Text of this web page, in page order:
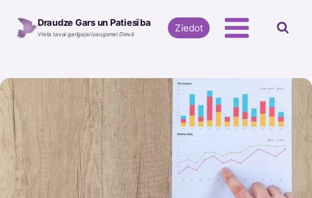
Draudze Gars un Patiesība
Vieta tavai garīgajai izaugsmei Dievā
Ziedot